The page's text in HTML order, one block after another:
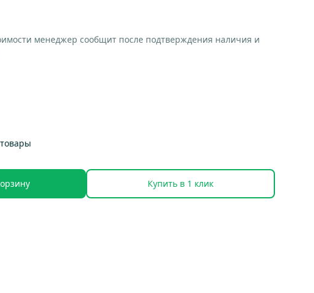
менеджер сообщит после подтверждения наличия и
Купить в 1 клик